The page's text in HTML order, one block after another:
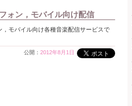
ォン，モバイル向け配信
モバイル向け各種音楽配信サービスで
公開： 2012年8月1日